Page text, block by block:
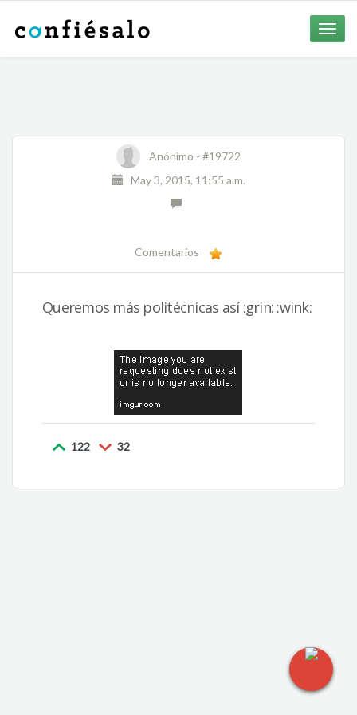
Toggle
Anónimo - #19722
May 3, 2015, 11:55 a.m.
Comentarios
Queremos más politécnicas así :grin: :wink:
122 32